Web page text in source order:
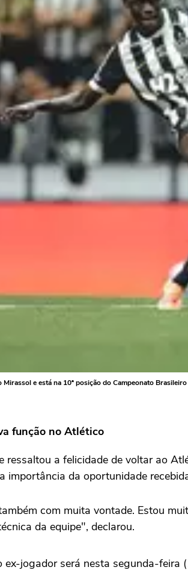
e está na 10ª posição do Campeonato Brasileiro
função no Atlético
ressaltou a felicidade de voltar ao
importância da oportunidade
com muita vontade. Estou
da equipe", declarou.
jogador será nesta segunda-feira